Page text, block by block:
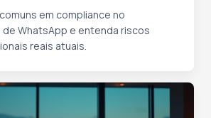
em compliance no
WhatsApp e entenda riscos
reais atuais.